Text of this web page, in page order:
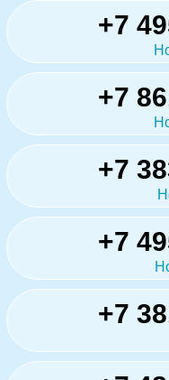
+7
+7
+7
+7
+7